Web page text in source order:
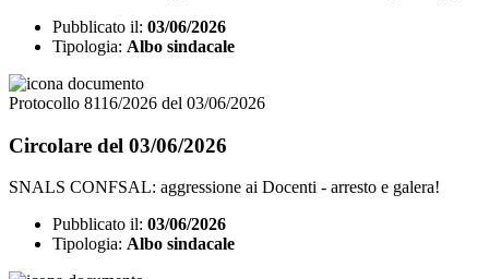
Pubblicato il: 03/06/2026
Tipologia: Albo sindacale
Protocollo 8116/2026 del 03/06/2026
Circolare del 03/06/2026
SNALS CONFSAL: aggressione ai Docenti - arresto e galera!
Pubblicato il: 03/06/2026
Tipologia: Albo sindacale